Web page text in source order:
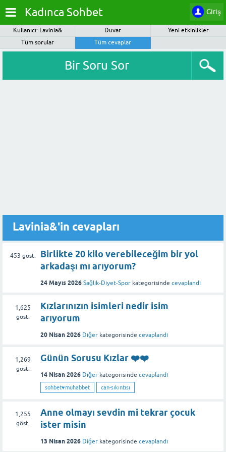
Giriş
Kadınca Sohbet
Kullanıcı: Lavinia& Duvar
Yeni etkinlikler
Tüm sorular
Tüm cevaplar
Bir Soru Sor
Lavinia&'in cevapları
453 göst.
Birlikte 20 kilo verebileceğim bir yol
arkadaşı mı arıyorum?
24 Mayıs 2026 Sağlık-Diyet-Spor kategorisinde cevaplandı
1,625
göst.
Kızlarınızın isimleri nedir isim
arıyorum
20 Nisan 2026 Diğer kategorisinde cevaplandı
1,269
göst.
Günün Sorusu Kızlar ❤️❤️
14 Nisan 2026 Diğer kategorisinde cevaplandı
sohbet♥️muhabbet can-sıkıntısı
1,255
göst.
Anne olmayı sevdin mi tekrar çocuk
ister misin
13 Nisan 2026 Diğer kategorisinde cevaplandı